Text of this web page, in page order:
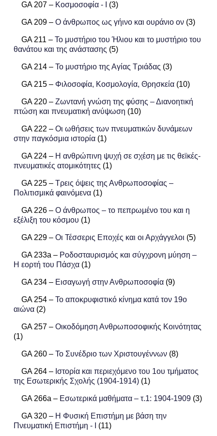
GA 207 – Κοσμοσοφία - I (3)
GA 209 – Ο άνθρωπος ως γήινο και ουράνιο ον (3)
GA 211 – Το μυστήριο του Ήλιου και το μυστήριο του
θανάτου και της ανάστασης (5)
GA 214 – Το μυστήριο της Αγίας Τριάδας (3)
GA 215 – Φιλοσοφία, Κοσμολογία, Θρησκεία (10)
GA 220 – Ζωντανή γνώση της φύσης – Διανοητική
πτώση και πνευματική ανύψωση (10)
GA 222 – Οι ωθήσεις των πνευματικών δυνάμεων
στην παγκόσμια ιστορία (1)
GA 224 – Η ανθρώπινη ψυχή σε σχέση με τις θεϊκές-
πνευματικές ατομικότητες (1)
GA 225 – Τρεις όψεις της Ανθρωποσοφίας –
Πολιτισμικά φαινόμενα (1)
GA 226 – Ο άνθρωπος – το πεπρωμένο του και η
εξέλιξη του κόσμου (1)
GA 229 – Οι Τέσσερις Εποχές και οι Αρχάγγελοι (5)
GA 233a – Ροδοσταυρισμός και σύγχρονη μύηση –
Η εορτή του Πάσχα (1)
GA 234 – Εισαγωγή στην Ανθρωποσοφία (9)
GA 254 – Το αποκρυφιστικό κίνημα κατά τον 19ο
αιώνα (2)
GA 257 – Οικοδόμηση Ανθρωποσοφικής Κοινότητας
(1)
GA 260 – Το Συνέδριο των Χριστουγέννων (8)
GA 264 – Ιστορία και περιεχόμενο του 1ου τμήματος
της Εσωτερικής Σχολής (1904-1914) (1)
GA 266a – Εσωτερικά μαθήματα – τ.1: 1904-1909 (3)
GA 320 – Η Φυσική Επιστήμη με βάση την
Πνευματική Επιστήμη - I
(11)